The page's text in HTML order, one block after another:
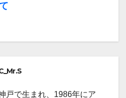
戸で生まれ、1986年にア